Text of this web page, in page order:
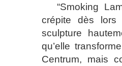
“Smoking
crépite dès lors
sculpture
qu’elle
Centrum, mais